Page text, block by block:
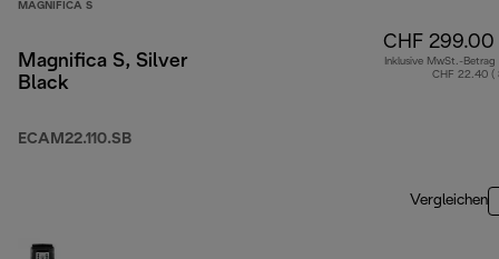
MAGNIFICA S
Magnifica S, Silver
Black
ECAM22.110.SB
CHF 299.00
Inklusive MwSt.-Betrag
CHF 22.40 (
Vergleichen